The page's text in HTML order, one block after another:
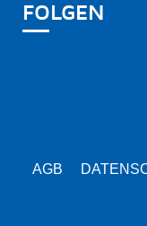
FOLGEN
AGB